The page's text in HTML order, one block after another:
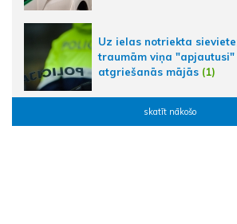
Uz ielas notriekta
traumām viņa "apjautusi"
atgriešanās mājās (1)
skatīt nākošo